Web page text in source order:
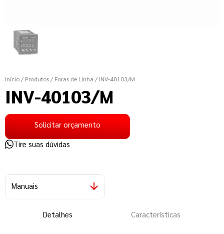
Início / Produtos / Foras de Linha / INV-40103/M
INV-40103/M
Solicitar orçamento
Tire suas dúvidas
Detalhes Características
Manuais